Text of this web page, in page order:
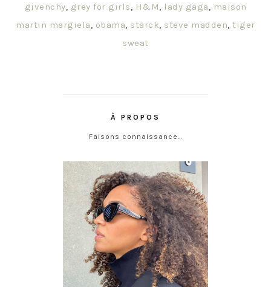
givenchy, grey for girls, H&M, lady gaga, maison
martin margiela, obama, starck, steve madden,tiger
sweat
À PROPOS
Faisons connaissance…